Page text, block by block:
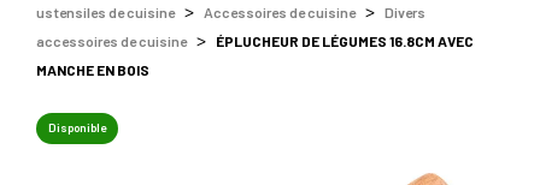
ustensiles de cuisine
Accessoires de cuisine
Divers
accessoires de cuisine
ÉPLUCHEUR DE LÉGUMES 16.8CM AVEC
MANCHE EN BOIS
Disponible